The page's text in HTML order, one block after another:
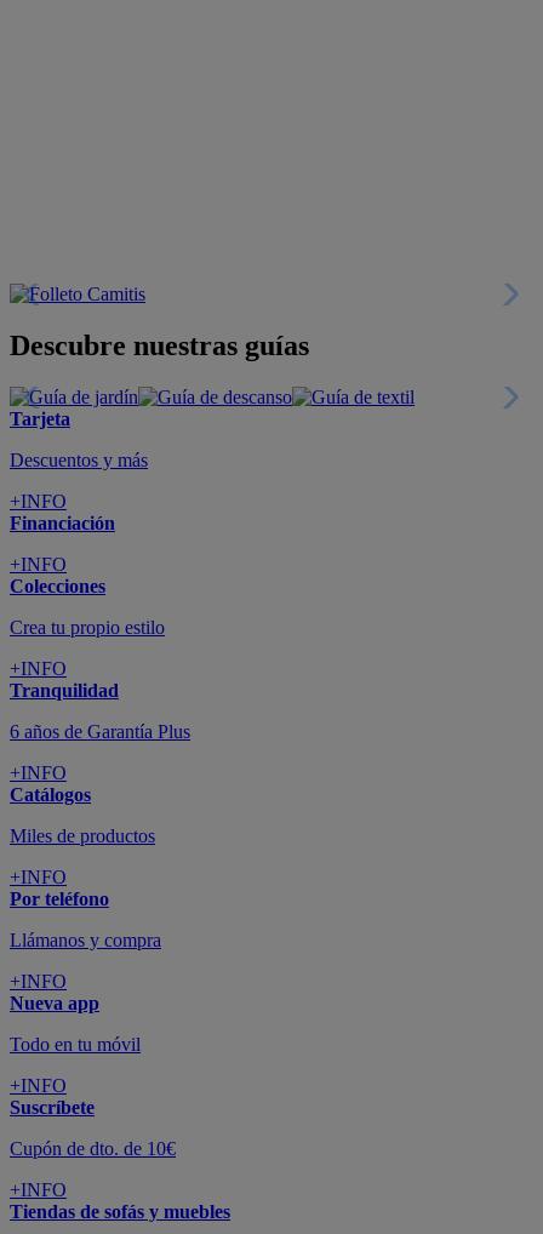
Descubre nuestras guías
Tarjeta
Descuentos y más
+INFO
Financiación
+INFO
Colecciones
Crea tu propio estilo
+INFO
Tranquilidad
6 años de Garantía Plus
+INFO
Catálogos
Miles de productos
+INFO
Por teléfono
Llámanos y compra
+INFO
Nueva app
Todo en tu móvil
+INFO
Suscríbete
Cupón de dto. de 10€
+INFO
Tiendas de sofás y muebles